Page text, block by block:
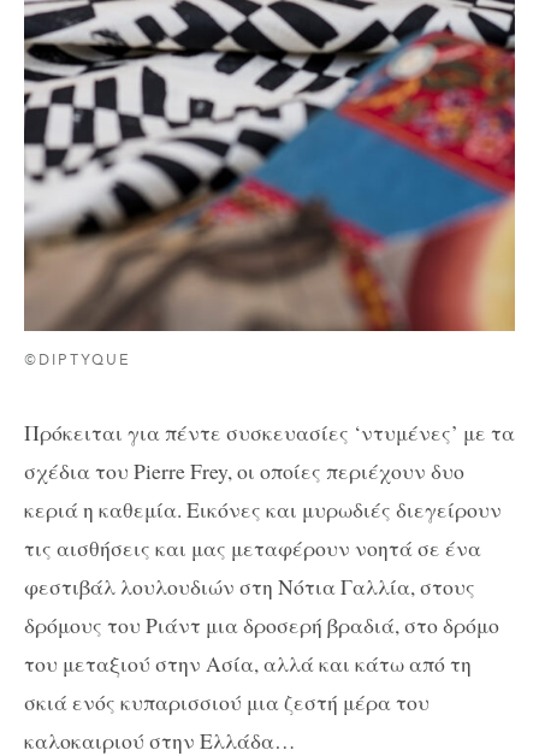
©DIPTYQUE
Πρόκειται για πέντε συσκευασίες ‘ντυμένες’ με τα
σχέδια του Pierre Frey, οι οποίες περιέχουν δυο
κεριά η καθεμία. Εικόνες και μυρωδιές διεγείρουν
τις αισθήσεις και μας μεταφέρουν νοητά σε ένα
φεστιβάλ λουλουδιών στη Νότια Γαλλία, στους
δρόμους του Ριάντ μια δροσερή βραδιά, στο δρόμο
του μεταξιού στην Ασία, αλλά και κάτω από τη
σκιά ενός κυπαρισσιού μια ζεστή μέρα του
καλοκαιριού στην Ελλάδα…